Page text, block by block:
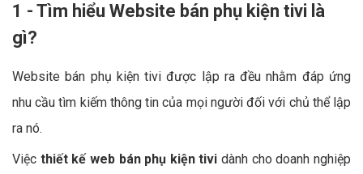
1 - Tìm hiểu Website bán phụ kiện tivi là
gì?
Website bán phụ kiện tivi được lập ra đều nhằm đáp ứng
nhu cầu tìm kiếm thông tin của mọi người đối với chủ thể lập
ra nó.
Việc thiết kế web bán phụ kiện tivi dành cho doanh nghiệp